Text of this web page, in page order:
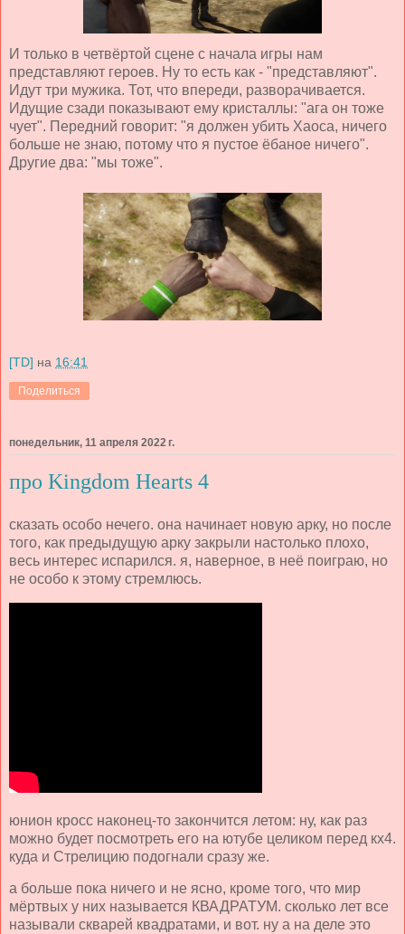
И только в четвёртой сцене с начала игры нам
представляют героев. Ну то есть как - "представляют".
Идут три мужика. Тот, что впереди, разворачивается.
Идущие сзади показывают ему кристаллы: "ага он тоже
чует". Передний говорит: "я должен убить Хаоса, ничего
больше не знаю, потому что я пустое ёбаное ничего".
Другие два: "мы тоже".
[TD] на 16:41
Поделиться
понедельник, 11 апреля 2022 г.
про Kingdom Hearts 4
сказать особо нечего. она начинает новую арку, но после
того, как предыдущую арку закрыли настолько плохо,
весь интерес испарился. я, наверное, в неё поиграю, но
не особо к этому стремлюсь.
юнион кросс наконец-то закончится летом: ну, как раз
можно будет посмотреть его на ютубе целиком перед кх4.
куда и Стрелицию подогнали сразу же.
а больше пока ничего и не ясно, кроме того, что мир
мёртвых у них называется КВАДРАТУМ. сколько лет все
называли скварей квадратами, и вот. ну а на деле это